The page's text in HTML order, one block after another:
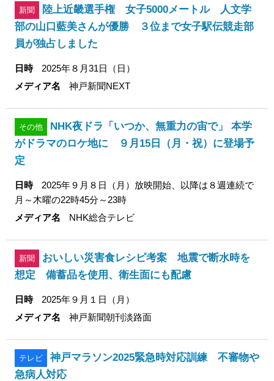
新聞
陸上近畿選手権 女子5000メートル 人文学
部の山口藍美さんが優勝 ３位まで女子駅伝競走部
員が独占しました
日時
2025年８月31日（日）
メディア名
神戸新聞NEXT
その他
NHK夜ドラ「いつか、無重力の宙で」 本学
がドラマのロケ地に ９月15日（月・祝）に登場予
定
日時
2025年９月８日（月）放映開始、以降は８週連続で
月～木曜の22時45分～23時
メディア名
NHK総合テレビ
新聞
おいしい災害食レシピ考案 地震で断水時を
想定 備蓄品を使用、衛生面にも配慮
日時
2025年９月１日（月）
メディア名
神戸新聞朝刊淡路面
テレビ
神戸マラソン2025緊急時対応訓練 不審物や
急病人対応